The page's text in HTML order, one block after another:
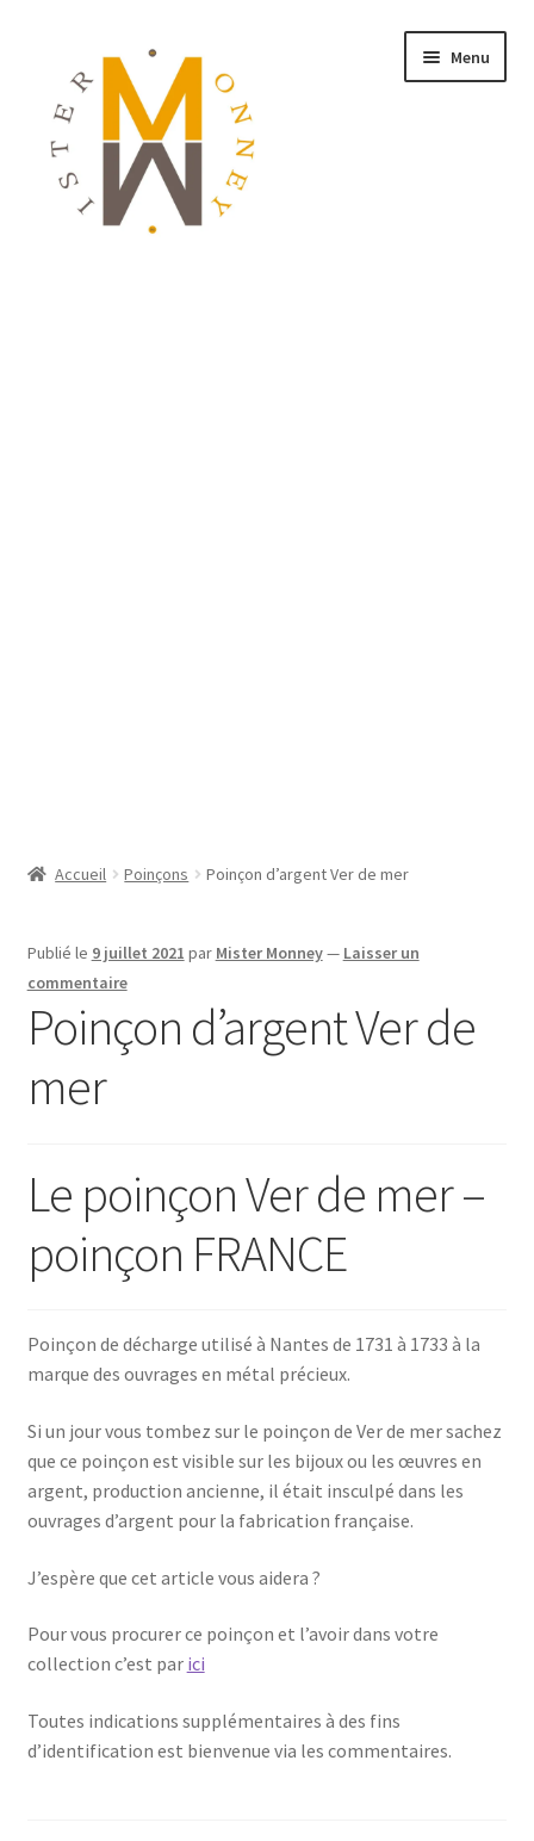
Menu
Accueil Poinçons Poinçon d’argent Ver de mer
Publié le 9 juillet 2021 par Mister Monney— Laisser un
commentaire
Poinçon d’argent Ver de
mer
Le poinçon Ver de mer –
poinçon FRANCE
Poinçon de décharge utilisé à Nantes de 1731 à 1733 à la
marque des ouvrages en métal précieux.
Si un jour vous tombez sur le poinçon de Ver de mer sachez
que ce poinçon est visible sur les bijoux ou les œuvres en
argent, production ancienne, il était insculpé dans les
ouvrages d’argent pour la fabrication française.
J’espère que cet article vous aidera ?
Pour vous procurer ce poinçon et l’avoir dans votre
collection c’est par ici
Toutes indications supplémentaires à des fins
d’identification est bienvenue via les commentaires.